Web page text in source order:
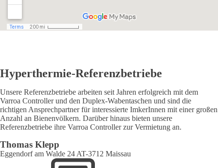
Hyperthermie-Referenzbetriebe
Unsere Referenzbetriebe arbeiten seit Jahren erfolgreich mit dem
Varroa Controller und den Duplex-Wabentaschen und sind die
richtigen Ansprechpartner für interessierte ImkerInnen mit einer großen
Anzahl an Bienenvölkern. Darüber hinaus bieten unsere
Referenzbetriebe ihre Varroa Controller zur Vermietung an.
Thomas Klepp
Eggendorf am Walde 24 AT-3712 Maissau